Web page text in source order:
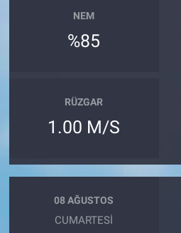
NEM
%85
RÜZGAR
1.00 M/S
08 AĞUSTOS
CUMARTESI